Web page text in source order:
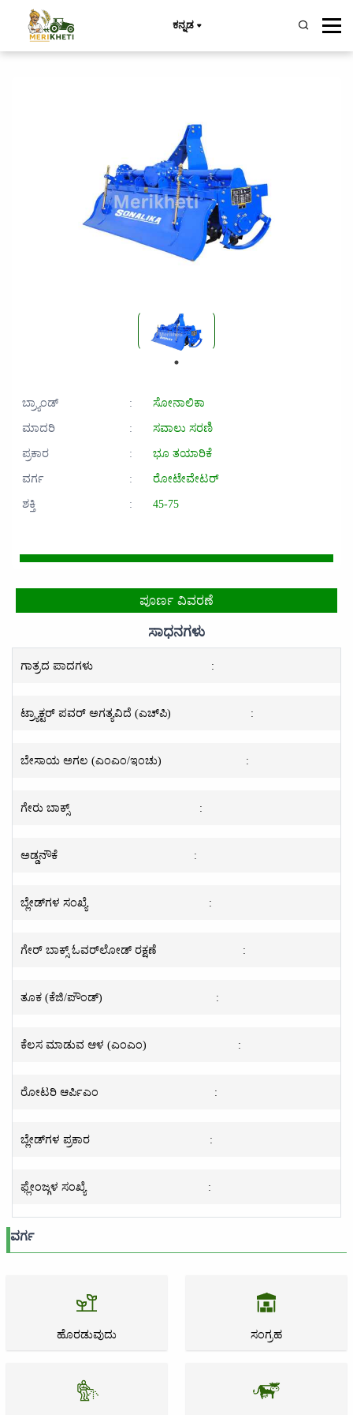
ಕನ್ನಡ
ಬ್ರ್ಯಾಂಡ್ :
ಸೋನಾಲಿಕಾ
ಮಾದರಿ
:
ಸವಾಲು ಸರಣಿ
ಪ್ರಕಾರ
:
ಭೂ ತಯಾರಿಕೆ
ವರ್ಗ
:
ರೋಟೇವೇಟರ್
ಶಕ್ತಿ
: 45-75
ಪೂರ್ಣ ವಿವರಣೆ
ಸಾಧನಗಳು
ಗಾತ್ರದ ಪಾದಗಳು :
ಟ್ರ್ಯಾಕ್ಟರ್ ಪವರ್ ಅಗತ್ಯವಿದೆ (ಎಚ್‌ಪಿ) :
ಬೇಸಾಯ ಅಗಲ (ಎಂಎಂ/ಇಂಚು) :
ಗೇರು ಬಾಕ್ಸ್ :
ಅಡ್ಡನೌಕೆ :
ಬ್ಲೇಡ್‌ಗಳ ಸಂಖ್ಯೆ :
ಗೇರ್ ಬಾಕ್ಸ್ ಓವರ್‌ಲೋಡ್ ರಕ್ಷಣೆ :
ತೂಕ (ಕೆಜಿ/ಪೌಂಡ್) :
ಕೆಲಸ ಮಾಡುವ ಆಳ (ಎಂಎಂ) :
ರೋಟರಿ ಆರ್ಪಿಎಂ :
ಬ್ಲೇಡ್‌ಗಳ ಪ್ರಕಾರ :
ಫ್ಲೇಂಜ್ಗಳ ಸಂಖ್ಯೆ :
ವರ್ಗ
ಹೊರಡುವುದು ಸಂಗ್ರಹ